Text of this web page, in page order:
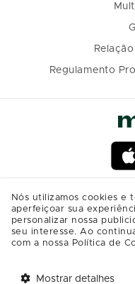
Regulamento
Nós utilizamos cookies e
aperfeiçoar sua
personalizar nossa
seu interesse. Ao
com a nossa Política de
Mostrar detalhes